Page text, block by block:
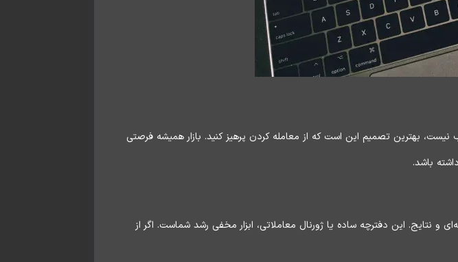
بهترین تصمیم این است که از معامله کردن پرهیز کنید. بازار همیشه فرصتی
باشد.
نتایج. این دفترچه ساده یا ژورنال معاملاتی، ابزار مخفی رشد شماست. اگر از